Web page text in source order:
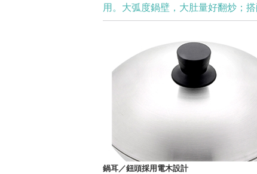
用。大弧度鍋壁，大肚量好翻炒；
鍋耳／鈕頭採用電木設計